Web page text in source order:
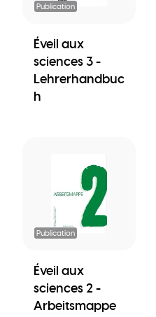
Publication
Éveil aux
sciences 3 -
Lehrerhandbuc
h
Publication
Éveil aux
sciences 2 -
Arbeitsmappe